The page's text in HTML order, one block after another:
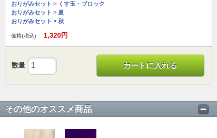
おりがみセット > くす玉・ブロック
おりがみセット > 夏
おりがみセット > 秋
価格(税込)： 1,320円
数量 カートに入れる
その他のオススメ商品